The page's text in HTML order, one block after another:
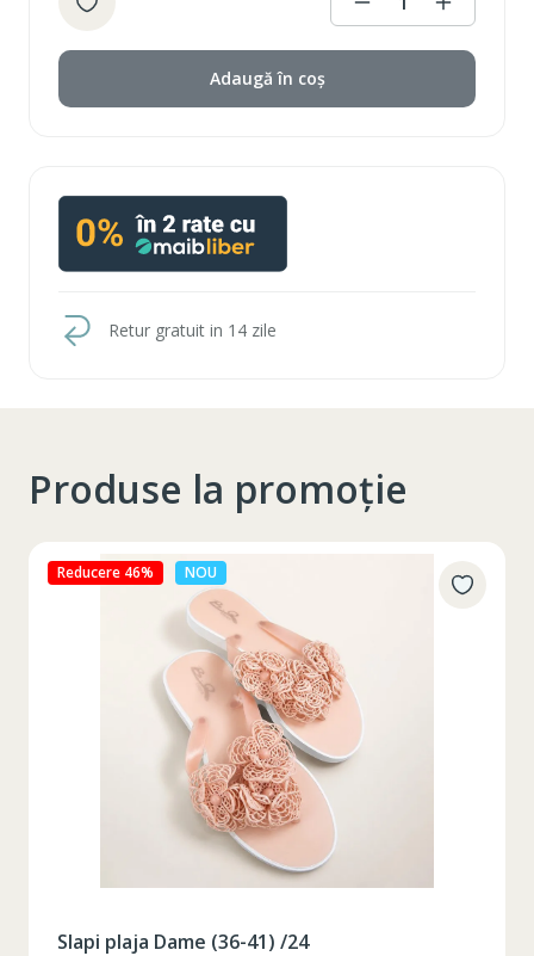
Adaugă în coș
Retur gratuit in 14 zile
Produse la promoție
Reducere 27% NOU
Slapi plaja Dame (36-41) /24